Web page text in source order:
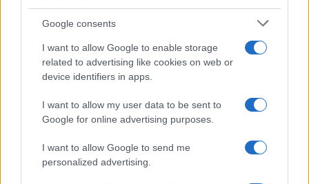
Google consents
I want to allow Google to enable storage
related to advertising like cookies on web or
device identifiers in apps.
I want to allow my user data to be sent to
Google for online advertising purposes.
I want to allow Google to send me
personalized advertising.
Ricevi le nostre ultime news
daGoogle News
Condividi l'articolo